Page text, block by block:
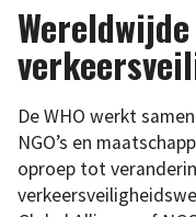
De WHO werkt
NGO’s en
oproep tot